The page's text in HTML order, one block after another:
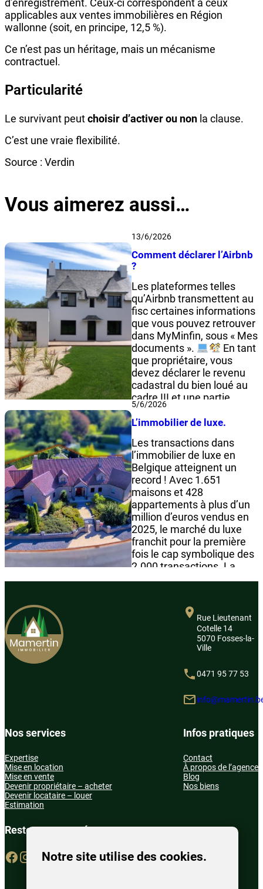
d’enregistrement. Ceux-ci correspondent à ceux
applicables aux ventes immobilières en Région
wallonne (soit, en principe, 12,5 %).
Ce n’est pas un héritage, mais un mécanisme
contractuel.
Particularité
Le survivant peutchoisir d’activer ou non la clause.
C’est une vraie flexibilité.
Source : Verdin
Vous aimerez aussi…
13/6/2026
Comment déclarer l’Airbnb
?
Les plateformes telles
qu’Airbnb transmettent au
fisc certaines informations
que vous pouvez retrouver
dans MyMinfin, sous « Mes
documents ».
En tant
que propriétaire, vous
devez déclarer le revenu
cadastral du bien loué au
cadre III et une partie
forfaitaire du loyer liée à la
partie meublée au cadre
Lire la suite
5/6/2026
L’immobilier de luxe.
Les transactions dans
l’immobilier de luxe en
Belgique atteignent un
record ! Avec 1.651
maisons et 428
appartements à plus d’un
million d’euros vendus en
2025, le marché du luxe
franchit pour la première
fois le cap symbolique des
2.000 transactions. La
majorité des transactions
(1.546), suivie de Bruxelles
(311), puis de la Wallonie
(222). Bien que…
Rue Lieutenant
Cotelle 14
5070 Fosses-la-
Ville
0471 95 77 53
Nos services
Expertise
Mise en location
Mise en vente
Devenir propriétaire – acheter
Devenir locataire – louer
Estimation
Infos pratiques
Contact
À propos de l’agence
Blog
Nos biens
Restons connecté
Notre site utilise des cookies.